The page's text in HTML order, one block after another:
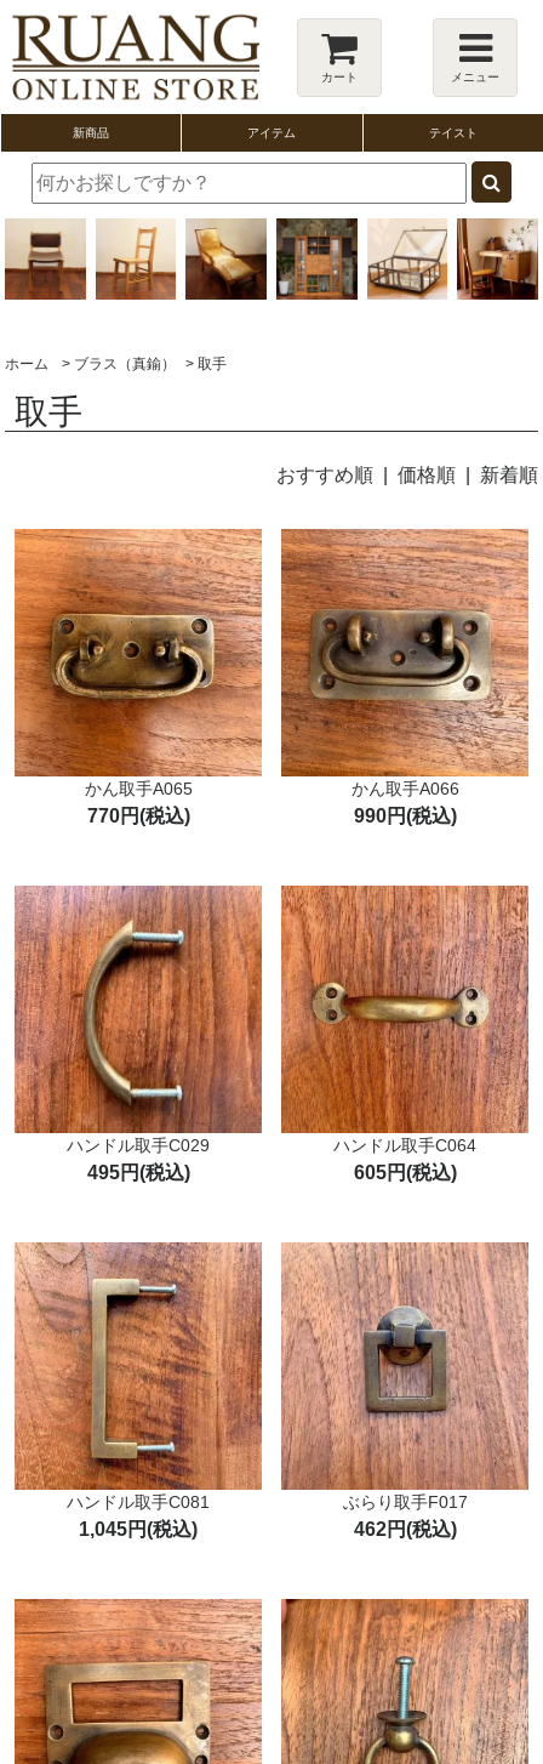
カート メニュー
新商品 アイテム テイスト
ホーム > ブラス（真鍮） > 取手
取手
おすすめ順 価格順 | 新着順
かん取手A065
770円(税込)
かん取手A066
990円(税込)
ハンドル取手C029
495円(税込)
ハンドル取手C064
605円(税込)
ハンドル取手C081
1,045円(税込)
ぶらり取手F017
462円(税込)